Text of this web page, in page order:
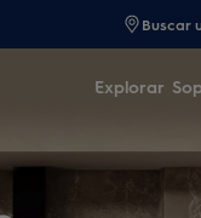
Buscar
Explorar